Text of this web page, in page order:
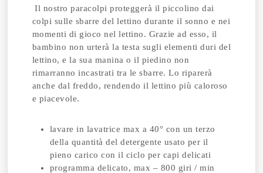
Il nostro paracolpi proteggerà il piccolino dai
colpi sulle sbarre del lettino durante il sonno e nei
momenti di gioco nel lettino. Grazie ad esso, il
bambino non urterà la testa sugli elementi duri del
lettino, e la sua manina o il piedino non
rimarranno incastrati tra le sbarre. Lo riparerà
anche dal freddo, rendendo il lettino più caloroso
e piacevole.
lavare in lavatrice max a 40° con un terzo
della quantità del detergente usato per il
pieno carico con il ciclo per capi delicati
programma delicato, max – 800 giri / min